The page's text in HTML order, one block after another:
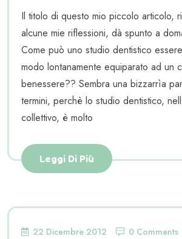
Il titolo di questo mio piccolo articolo,
alcune mie riflessioni, dà spunto a
Come può uno studio dentistico
modo lontanamente equiparato ad un
benessere?? Sembra una bizzarrìa
termini, perchè lo studio dentistico,
collettivo, è molto
Leggi Di Più
22 Dicembre 2012 0 Comments